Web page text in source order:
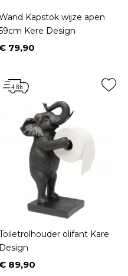
Kapstok wijze apen
Kere Design
Prijs
79,90
olifant Kare
Design
89,90